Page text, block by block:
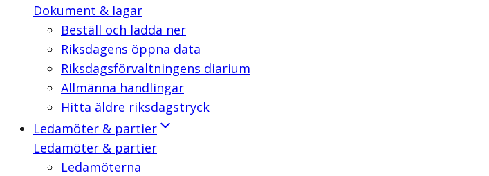
Dokument & lagar
Beställ och ladda ner
Riksdagens öppna data
Riksdagsförvaltningens diarium
Allmänna handlingar
Hitta äldre riksdagstryck
Ledamöter & partier
Ledamöter & partier
Ledamöterna